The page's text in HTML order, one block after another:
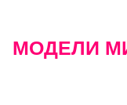
МОДЕЛИ